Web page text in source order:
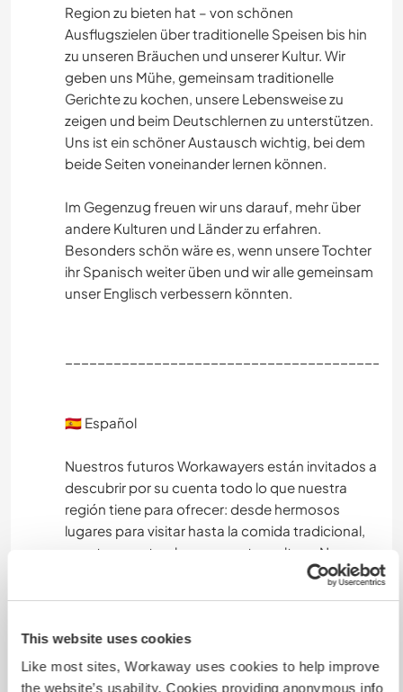
This website uses cookies
Like most sites, Workaway uses cookies to help improve
the website’s usability. Cookies providing anonymous info
YOGA / WELLNESS
WINTERSPORT
MANNSCHAFTSSPORTARTEN
OUTDOOR-AKTIVITÄTEN
GEBIRGE
WANDERN
RADFAHREN
STRAND
ERLEBNISSPORTARTEN
Region zu bieten hat – von schönen
Ausflugszielen über traditionelle Speisen bis hin
zu unseren Bräuchen und unserer Kultur. Wir
geben uns Mühe, gemeinsam traditionelle
Gerichte zu kochen, unsere Lebensweise zu
zeigen und beim Deutschlernen zu unterstützen.
Uns ist ein schöner Austausch wichtig, bei dem
beide Seiten voneinander lernen können.
Im Gegenzug freuen wir uns darauf, mehr über
andere Kulturen und Länder zu erfahren.
Besonders schön wäre es, wenn unsere Tochter
ihr Spanisch weiter üben und wir alle gemeinsam
unser Englisch verbessern könnten.
🇪🇸 Español
Nuestros futuros Workawayers están invitados a
descubrir por su cuenta todo lo que nuestra
región tiene para ofrecer: desde hermosos
lugares para visitar hasta la comida tradicional,
nuestras costumbres y nuestra cultura. Nos
esforzamos por cocinar juntos platos típicos,
tener un buen intercambio, en el que ambas
partes puedan aprender una de la otra.